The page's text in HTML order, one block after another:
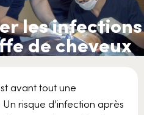
les infections
de cheveux
avant tout une
risque d’infection après